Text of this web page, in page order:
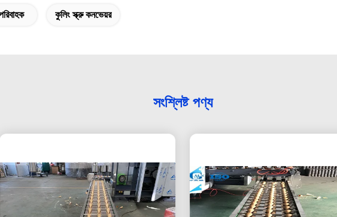
কুলিং স্ক্রু কনভেয়র
সংশ্লিষ্ট পণ্য